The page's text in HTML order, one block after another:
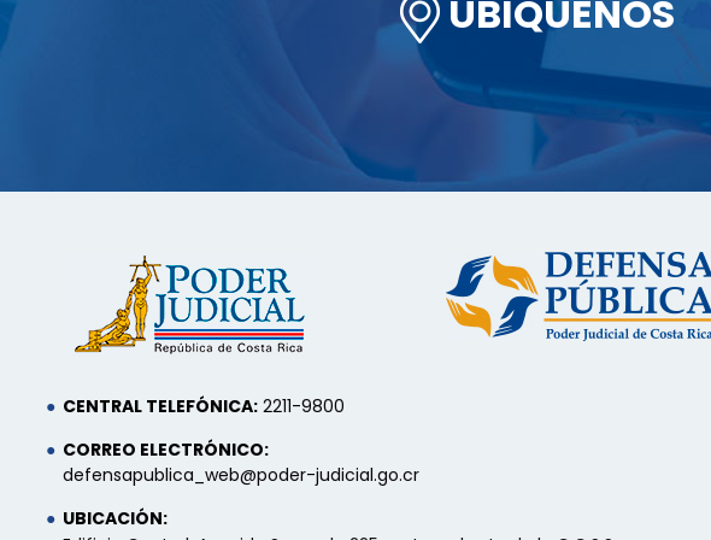
UBÍQUENOS
CENTRAL TELEFÓNICA: 2211-9800
CORREO ELECTRÓNICO:
defensapublica_web@poder-judicial.go.cr
UBICACIÓN: